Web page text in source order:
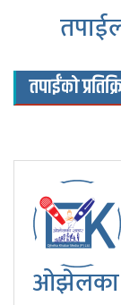
तपाईंको
ओझेलका